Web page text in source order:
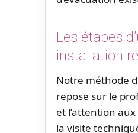
Les étapes
installation
Notre méthode
repose sur le
et l’attention
la visite